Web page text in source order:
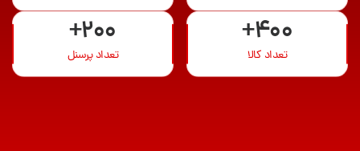
+400
تعداد کالا
+200
تعداد پرسنل